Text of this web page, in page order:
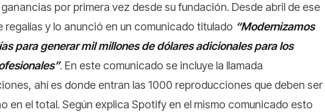
por primera vez desde su fundación. Desde abril de ese
regalías y lo anunció en un comunicado titulado “Modernizamos
para generar mil millones de dólares adicionales para los
. En este comunicado se incluye la llamada
ahí es donde entran las 1000 reproducciones que deben ser
en el total. Según explica Spotify en el mismo comunicado esto